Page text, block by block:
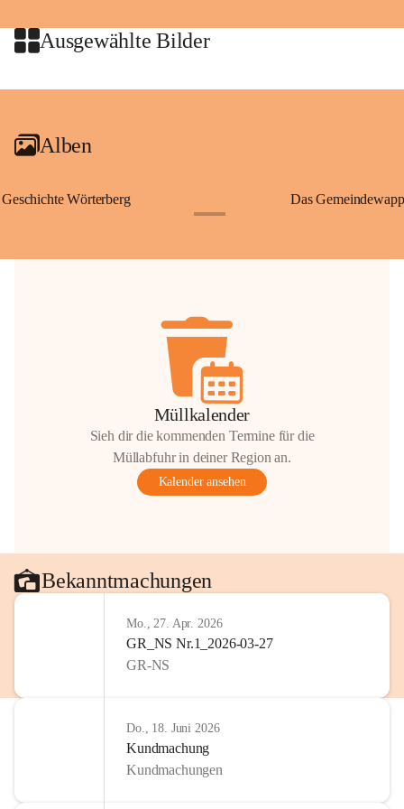
🔏 Zum Schutz unseres Gemeindearchivs danken wir allen Bürgerinnen
Erinnerungen, die dazu beitragen, die Geschichte unserer Heimat
Ausgewählte Bilder
+2
Alben
Geschichte Wörterberg Das
Müllkalender
Sieh dir die kommenden Termine für die
Müllabfuhr in deiner Region an.
Kalender ansehen
Bekanntmachungen
Mo., 27. Apr. 2026
GR_NS Nr.1_2026-03-27
GR-NS
Do., 18. Juni 2026
Kundmachung
Kundmachungen